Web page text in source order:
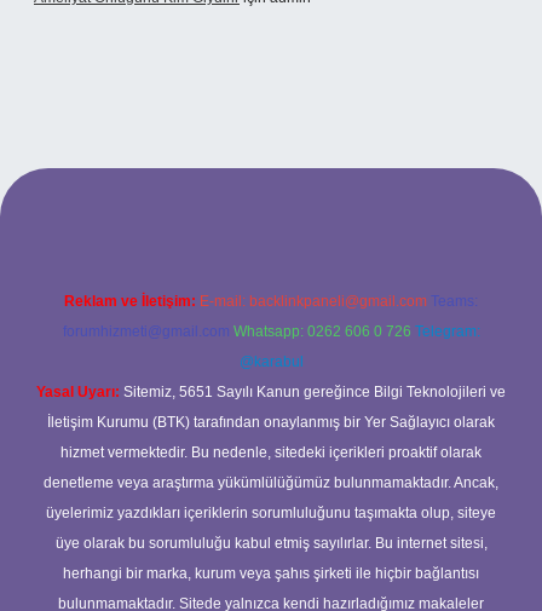
güncel giriş
Reklam ve İletişim: E-mail: backlinkpaneli@gmail.com Teams:
forumhizmeti@gmail.com Whatsapp: 0262 606 0 726 Telegram:
@karabul
Yasal Uyarı: Sitemiz, 5651 Sayılı Kanun gereğince Bilgi Teknolojileri ve
İletişim Kurumu (BTK) tarafından onaylanmış bir Yer Sağlayıcı olarak
hizmet vermektedir. Bu nedenle, sitedeki içerikleri proaktif olarak
denetleme veya araştırma yükümlülüğümüz bulunmamaktadır. Ancak,
üyelerimiz yazdıkları içeriklerin sorumluluğunu taşımakta olup, siteye
üye olarak bu sorumluluğu kabul etmiş sayılırlar. Bu internet sitesi,
herhangi bir marka, kurum veya şahıs şirketi ile hiçbir bağlantısı
bulunmamaktadır. Sitede yalnızca kendi hazırladığımız makaleler